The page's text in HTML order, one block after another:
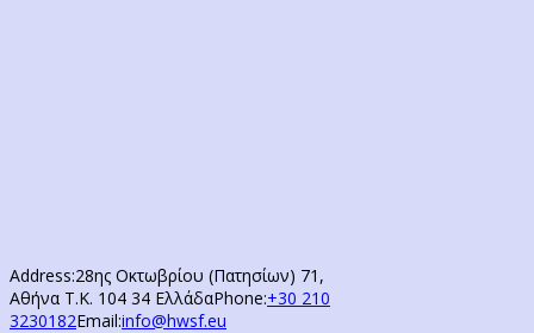
Address:28ης Οκτωβρίου (Πατησίων) 71,
Αθήνα Τ.Κ. 104 34 ΕλλάδαPhone:+30 210
3230182Email:info@hwsf.eu